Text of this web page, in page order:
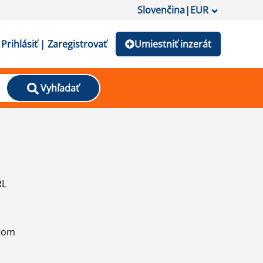
Slovenčina|EUR
Prihlásiť | Zaregistrovať Umiestniť inzerát
Vyhľadať